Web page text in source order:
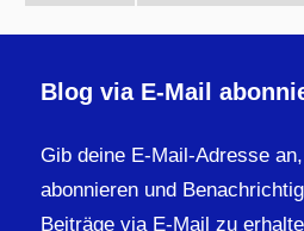
Blog via E-Mail
Gib deine E-Mail-Adresse
abonnieren und
Beiträge via E-Mail zu